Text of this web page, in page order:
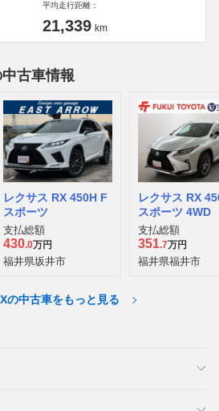
平均走行距離：
21,339 km
古車情報
レクサス RX 450H F
スポーツ
支払総額
430.0万円
福井県坂井市
レクサス RX
スポーツ 4WD
支払総額
351.7万円
福井県福井市
の中古車をもっと見る